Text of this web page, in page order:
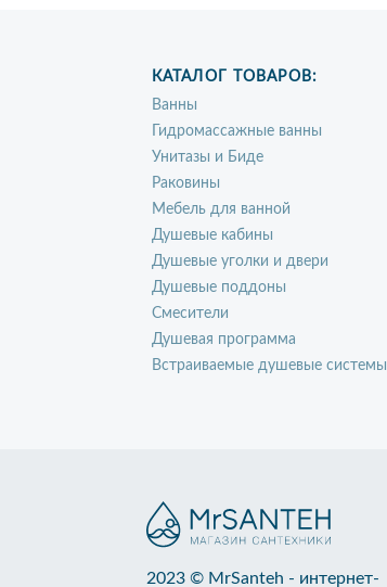
КАТАЛОГ ТОВАРОВ:
Ванны
Гидромассажные ванны
Унитазы и Биде
Раковины
Мебель для ванной
Душевые кабины
Душевые уголки и двери
Душевые поддоны
Смесители
Душевая программа
Встраиваемые душевые системы
2023 © MrSanteh - интернет-